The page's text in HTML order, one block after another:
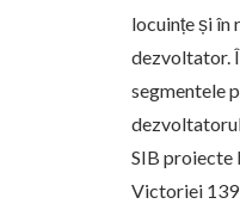
locuințe și în
dezvoltator.
segmentele
SIB proiecte
Victoriei